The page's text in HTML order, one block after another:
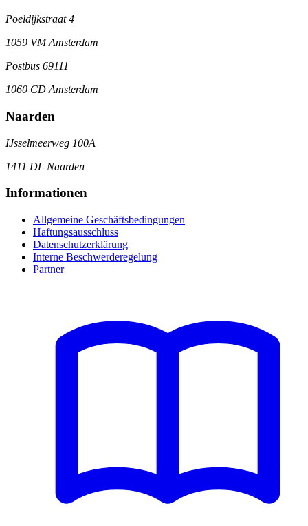
Poeldijkstraat 4
1059 VM Amsterdam
Postbus 69111
1060 CD Amsterdam
Naarden
IJsselmeerweg 100A
1411 DL Naarden
Informationen
Allgemeine Geschäftsbedingungen
Haftungsausschluss
Datenschutzerklärung
Interne Beschwerderegelung
Partner